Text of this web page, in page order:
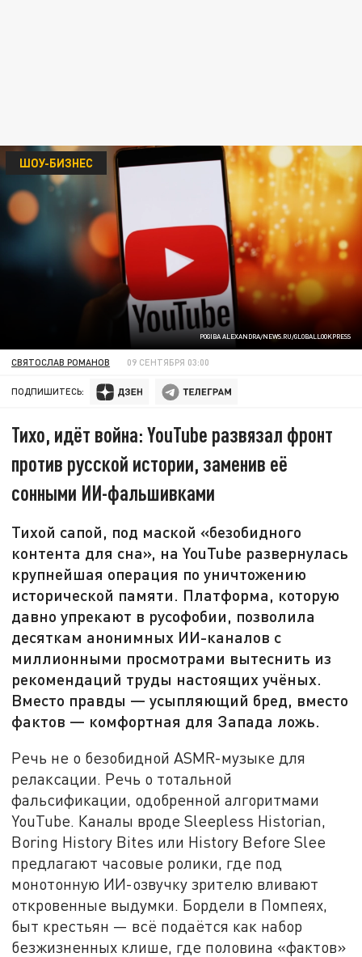
POGIBA ALEXANDRA/NEWS.RU/GLOBALLOOKPRESS
ШОУ-БИЗНЕС
СВЯТОСЛАВ РОМАНОВ 09 СЕНТЯБРЯ 03:00
ПОДПИШИТЕСЬ:
Тихо, идёт война: YouTube развязал фронт
против русской истории, заменив её
сонными ИИ-фальшивками
Тихой сапой, под маской «безобидного
контента для сна», на YouTube развернулась
крупнейшая операция по уничтожению
исторической памяти. Платформа, которую
давно упрекают в русофобии, позволила
десяткам анонимных ИИ-каналов с
миллионными просмотрами вытеснить из
рекомендаций труды настоящих учёных.
Вместо правды — усыпляющий бред, вместо
фактов — комфортная для Запада ложь.
Речь не о безобидной ASMR-музыке для
релаксации. Речь о тотальной
фальсификации, одобренной алгоритмами
YouTube. Каналы вроде Sleepless Historian,
Boring History Bites или History Before Slee
предлагают часовые ролики, где под
монотонную ИИ-озвучку зрителю вливают
откровенные выдумки. Бордели в Помпеях,
быт крестьян — всё подаётся как набор
безжизненных клише, где половина «фактов»